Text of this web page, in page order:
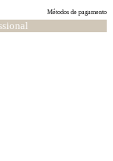
Métodos de pagamento